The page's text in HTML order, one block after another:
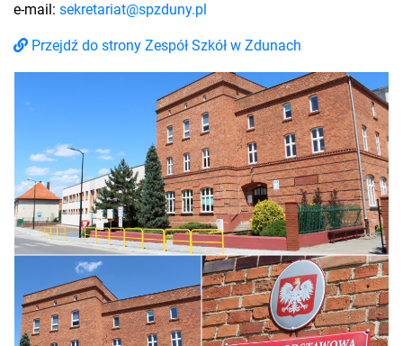
e-mail: sekretariat@spzduny.pl
Przejdź do strony Zespół Szkół w Zdunach